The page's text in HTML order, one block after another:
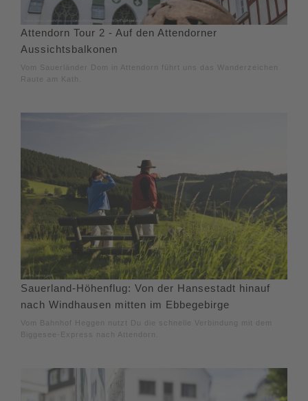
Attendorn Tour 2 - Auf den Attendorner
Aussichtsbalkonen
Vom Sauerländer Dom in Attendorn führt uns das Wanderzeichen
Raute am Kath.
Sauerland-Höhenflug: Von der Hansestadt hinauf
nach Windhausen mitten im Ebbegebirge
Vom Bahnhof Heggen nutzt Du die schnelle Verbindung mit dem
Biggesee-Express nach Attendorn.